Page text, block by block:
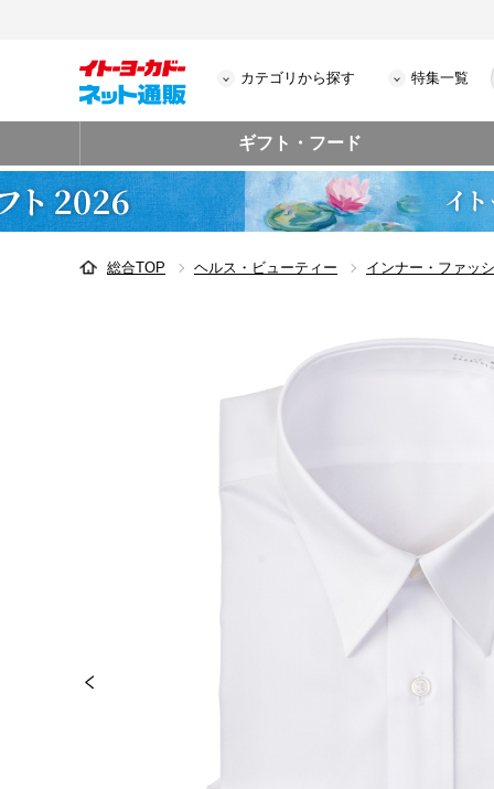
カテゴリから探す 特集一覧
ギフト・フード
総合TOP ヘルス・ビューティー インナー・ファッ